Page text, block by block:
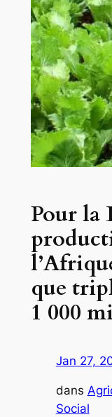
Pour la
que
1 000
Jan 27,
dans
Social